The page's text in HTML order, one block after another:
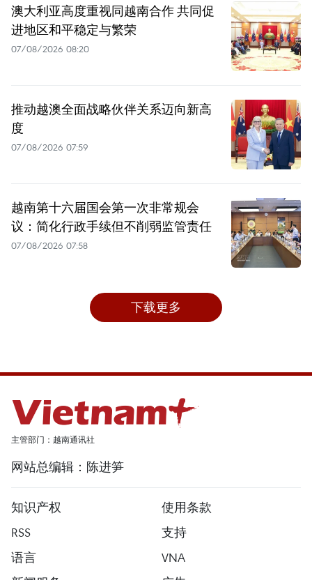
澳大利亚高度重视同越南合作 共同促
进地区和平稳定与繁荣
07/08/2026 08:20
推动越澳全面战略伙伴关系迈向新高
度
07/08/2026 07:59
越南第十六届国会第一次非常规会
议：简化行政手续但不削弱监管责任
07/08/2026 07:58
下载更多
主管部门：越南通讯社
网站总编辑：陈进笋
知识产权
使用条款
RSS
支持
语言
VNA